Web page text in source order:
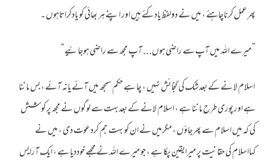
پھرعمل کرناچاہئے ، میں نے دولفظ یادکئے ہیں اور اپنے ہر بھائی کو یادکراتاہوں ۔
” میرے اللہ میں آپ سے راضی ہوں... آپ مجھ سے راضی ہوجائیے“
اسلام لا نے کے بعدشک کی گنجائش نہیں ، چا ہے حکم سمجھ میں آئے یانہ آئے ، بس ماننا
ہے اور پوری طرح ماننا ہے ، اسلام لانے کے بعدبہت سے لوگوں نے مجھ پر کو شش
کی کہ میں اسلام سے پھرجاؤں ، مگرمیں نے ان کو بہت جم کردعوت دی ، میں نے
کہااسلام کی حقانیت پر میرایقین پکا ہے ، جو میرے اللہ نے مجھے خوددیا ہے ، ایک آرایس